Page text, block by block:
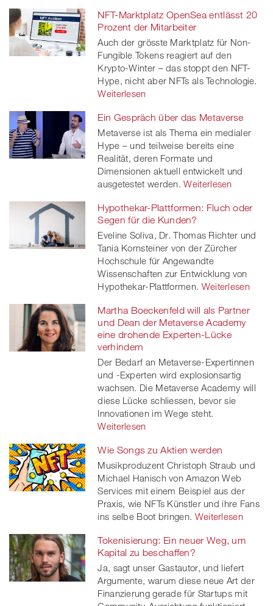
NFT-Marktplatz OpenSea entlässt 20
Prozent der Mitarbeiter
Auch der grösste Marktplatz für Non-
Fungible Tokens reagiert auf den
Krypto-Winter – das stoppt den NFT-
Hype, nicht aber NFTs als Technologie.
Weiterlesen
Ein Gespräch über das Metaverse
Metaverse ist als Thema ein medialer
Hype – und teilweise bereits eine
Realität, deren Formate und
Dimensionen aktuell entwickelt und
ausgetestet werden. Weiterlesen
Hypothekar-Plattformen: Fluch oder
Segen für die Kunden?
Eveline Soliva, Dr. Thomas Richter und
Tania Kornsteiner von der Zürcher
Hochschule für Angewandte
Wissenschaften zur Entwicklung von
Hypothekar-Plattformen. Weiterlesen
Martha Boeckenfeld will als Partner
und Dean der Metaverse Academy
eine drohende Experten-Lücke
verhindern
Der Bedarf an Metaverse-Expertinnen
und -Experten wird explosionsartig
wachsen. Die Metaverse Academy will
diese Lücke schliessen, bevor sie
Innovationen im Wege steht.
Weiterlesen
Wie Songs zu Aktien werden
Musikproduzent Christoph Straub und
Michael Hanisch von Amazon Web
Services mit einem Beispiel aus der
Praxis, wie NFTs Künstler und ihre Fans
ins selbe Boot bringen. Weiterlesen
Tokenisierung: Ein neuer Weg, um
Kapital zu beschaffen?
Ja, sagt unser Gastautor, und liefert
Argumente, warum diese neue Art der
Finanzierung gerade für Startups mit